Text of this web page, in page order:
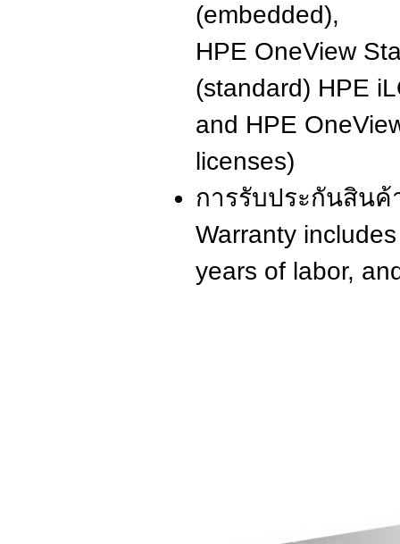
(embedded),
HPE OneView
(standard) HPE
and HPE
licenses)
การรับประกันสินค้
Warranty
years of labor,